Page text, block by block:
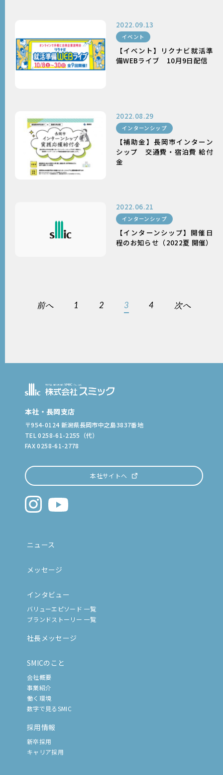
2022.09.13
イベント
【イベント】リクナビ就活準
備WEBライブ 10月9日配信
2022.08.29
インターンシップ
【補助金】長岡市インターン
シップ 交通費・宿泊費 給付
金
2022.06.21
インターンシップ
【インターンシップ】開催日
程のお知らせ（2022夏 開催）
前へ 1 2 3 4 次へ
本社・長岡支店
〒954-0124 新潟県長岡市中之島3837番地
TEL 0258-61-2255（代）
FAX 0258-61-2778
本社サイトへ
ニュース
メッセージ
インタビュー
バリューエピソード 一覧
ブランドストーリー 一覧
社長メッセージ
SMICのこと
会社概要
事業紹介
働く環境
数字で見るSMIC
採用情報
新卒採用
キャリア採用